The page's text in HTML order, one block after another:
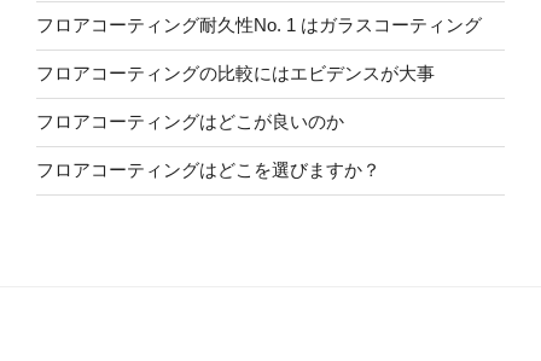
フロアコーティング耐久性No. 1 はガラスコーティング
フロアコーティングの比較にはエビデンスが大事
フロアコーティングはどこが良いのか
フロアコーティングはどこを選びますか？